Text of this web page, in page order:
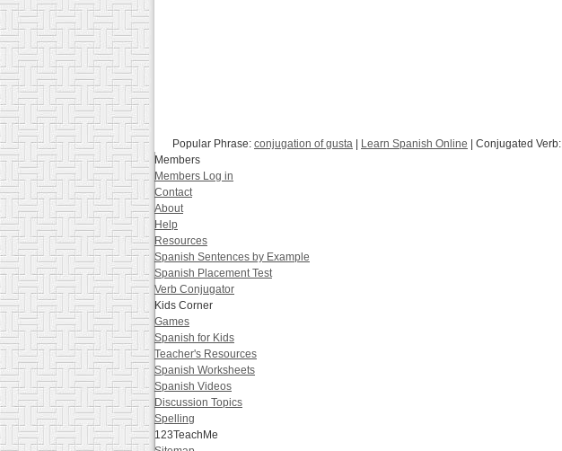
Popular Phrase: conjugation of gusta Learn Spanish Online | Conjugated Verb:
Members
Members Log in
Contact
About
Help
Resources
Spanish Sentences by Example
Spanish Placement Test
Verb Conjugator
Kids Corner
Games
Spanish for Kids
Teacher's Resources
Spanish Worksheets
Spanish Videos
Discussion Topics
Spelling
123TeachMe